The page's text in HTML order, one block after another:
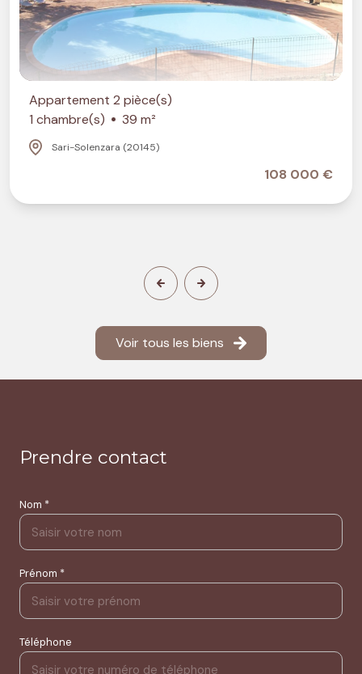
Appartement 2 pièce(s)
1 chambre(s)
39 m²
Sari-Solenzara (20145)
108 000 €
Voir tous les biens
Prendre contact
Nom *
Prénom *
Téléphone